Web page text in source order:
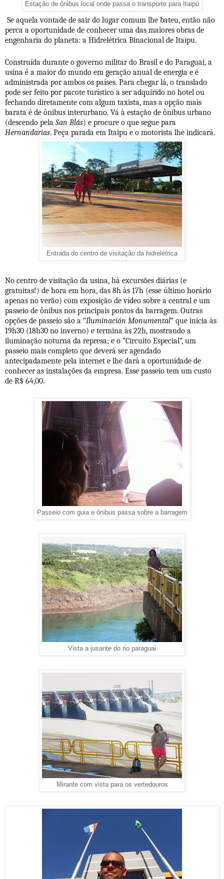
Estação de ônibus local onde passa o transporte para Itaipú
Se aquela vontade de sair do lugar comum lhe bateu, então não
perca a oportunidade de conhecer uma das maiores obras de
engenharia do planeta: a Hidrelétrica Binacional de Itaipu.
Construída durante o governo militar do Brasil e do Paraguai, a
usina é a maior do mundo em geração anual de energia e é
administrada por ambos os países. Para chegar lá, o translado
pode ser feito por pacote turístico a ser adquirido no hotel ou
fechando diretamente com algum taxista, mas a opção mais
barata é de ônibus interurbano. Vá à estação de ônibus urbano
(descendo pela San Blás) e procure o que segue para
Hernandarias. Peça parada em Itaipu e o motorista lhe indicará.
Entrada do centro de visitação da hidrelétrica
No centro de visitação da usina, há excursões diárias (e
gratuitas!) de hora em hora, das 8h às 17h (esse último horário
apenas no verão) com exposição de vídeo sobre a central e um
passeio de ônibus nos principais pontos da barragem. Outras
opções de passeio são a “Iluminación Monumental” que inicia às
19h30 (18h30 no inverno) e termina às 22h, mostrando a
iluminação noturna da represa; e o “Circuito Especial”, um
passeio mais completo que deverá ser agendado
antecipadamente pela internet e lhe dará a oportunidade de
conhecer as instalações da empresa. Esse passeio tem um custo
de R$ 64,00.
Passeio com guia e ônibus passa sobre a barragem
Vista a jusante do rio paraguai
Mirante com vista para os vertedouros